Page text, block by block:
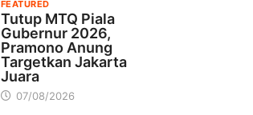
FEATURED
Tutup MTQ Piala
Gubernur 2026,
Pramono Anung
Targetkan Jakarta
Juara
07/08/2026